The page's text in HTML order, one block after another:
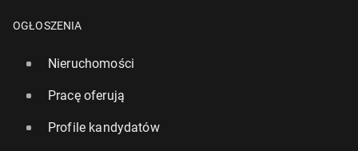
OGŁOSZENIA
Nieruchomości
Pracę oferują
Profile kandydatów